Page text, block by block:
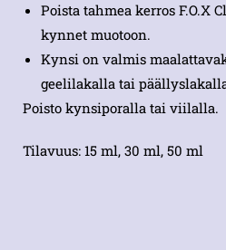
Poista tahmea kerros F.O.X
kynnet muotoon.
Kynsi on valmis
geelilakalla tai
Poisto kynsiporalla tai viilalla.
Tilavuus: 15 ml, 30 ml, 50 ml